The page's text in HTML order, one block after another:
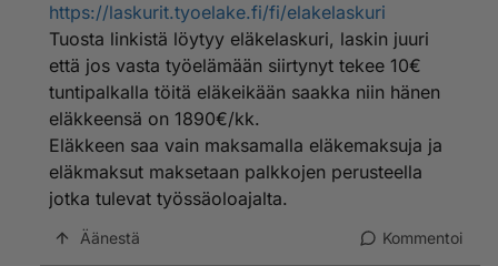
https://laskurit.tyoelake.fi/fi/elakelaskuri
Tuosta linkistä löytyy eläkelaskuri, laskin juuri
että jos vasta työelämään siirtynyt tekee 10€
tuntipalkalla töitä eläkeikään saakka niin hänen
eläkkeensä on 1890€/kk.
Eläkkeen saa vain maksamalla eläkemaksuja ja
eläkmaksut maksetaan palkkojen perusteella
jotka tulevat työssäoloajalta.
Äänestä Kommentoi